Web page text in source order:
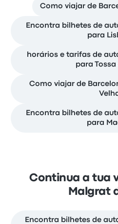
Como viajar de
Encontra bilhetes de
para
horários e tarifas de
para Tossa
Como viajar de
Encontra bilhetes de
para
Continua a tua
Malgrat
Encontra bilhetes de